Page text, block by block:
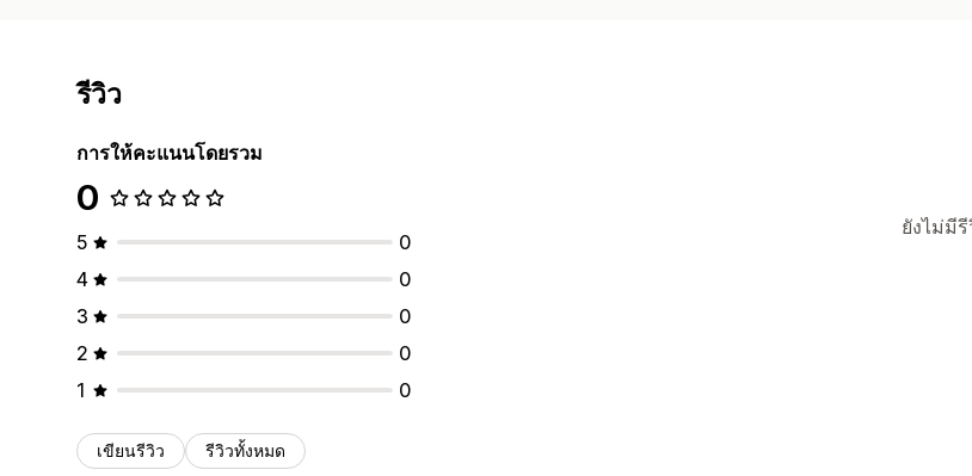
รีวิว
การให้คะแนนโดยรวม
0
5
0
4
0
3
0
2
0
1
0
เขียนรีวิว รีวิวทั้งหมด
ยังไม่มีรี